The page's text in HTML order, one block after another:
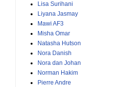
Lisa Surihani
Liyana Jasmay
Mawi AF3
Misha Omar
Natasha Hutson
Nora Danish
Nora dan Johan
Norman Hakim
Pierre Andre